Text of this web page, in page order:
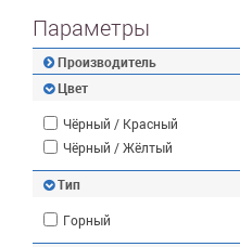
Параметры
Производитель
Цвет
Чёрный / Красный
Чёрный / Жёлтый
Тип
Горный